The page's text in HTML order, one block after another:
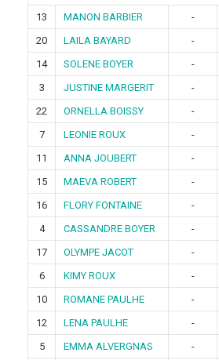
13 MANON BARBIER -
20
LAILA BAYARD -
14
SOLENE BOYER -
3
JUSTINE MARGERIT -
22
ORNELLA BOISSY -
7
LEONIE ROUX -
11
ANNA JOUBERT -
15
MAEVA ROBERT -
16
FLORY FONTAINE -
4
CASSANDRE BOYER -
17
OLYMPE JACOT -
6
KIMY ROUX -
10
ROMANE PAULHE -
12
LENA PAULHE -
5
EMMA ALVERGNAS -